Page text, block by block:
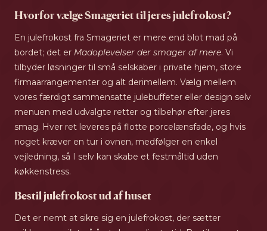
Hvorfor vælge Smageriet til jeres julefrokost?
En julefrokost fra Smageriet er mere end blot mad på
bordet; det er Madoplevelser der smager af mere. Vi
tilbyder løsninger til små selskaber i private hjem, store
firmaarrangementer og alt derimellem. Vælg mellem
vores færdigt sammensatte julebuffeter eller design selv
menuen med udvalgte retter og tilbehør efter jeres
smag. Hver ret leveres på flotte porcelænsfade, og hvis
noget kræver en tur i ovnen, medfølger en enkel
vejledning, så I selv kan skabe et festmåltid uden
køkkenstress.
Bestil julefrokost ud af huset
Det er nemt at sikre sig en julefrokost, der sætter